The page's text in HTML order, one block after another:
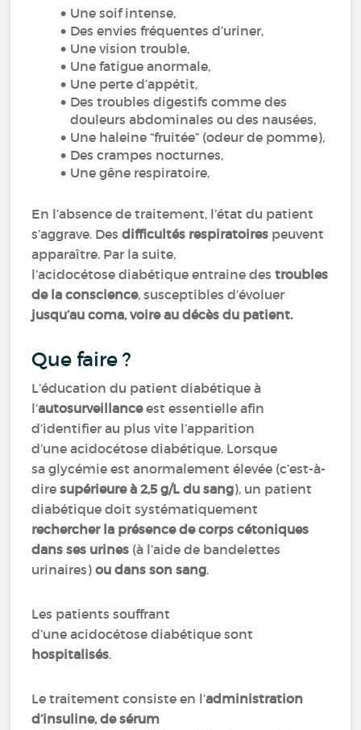
Une soif intense,
Des envies fréquentes d’uriner,
Une vision trouble,
Une fatigue anormale,
Une perte d’appétit,
Des troubles digestifs comme des
douleurs abdominales ou des nausées,
Une haleine “fruitée” (odeur de pomme),
Des crampes nocturnes,
Une gêne respiratoire,
En l’absence de traitement, l’état du patient
s’aggrave. Desdifficultés respiratoires peuvent
apparaître. Par la suite,
l’acidocétose diabétique entraine destroubles
de la conscience, susceptibles d’évoluer
jusqu’au coma, voire au décès du patient.
Que faire ?
L’éducation du patient diabétique à
l’autosurveillanceest essentielle afin
d’identifier au plus vite l’apparition
d’une acidocétose diabétique. Lorsque
sa glycémie est anormalement élevée (c’est-à-
diresupérieure à 2,5 g/L du sang), un patient
diabétique doit systématiquement
rechercher la présence de corps cétoniques
dans ses urines (à l’aide de bandelettes
urinaires)ou dans son sang.
Les patients souffrant
d’une acidocétose diabétique sont
hospitalisés.
Le traitement consiste en l’administration
d’insuline, de sérum